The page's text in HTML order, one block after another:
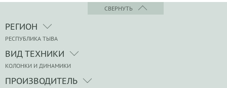
СВЕРНУТЬ
РЕГИОН
РЕСПУБЛИКА ТЫВА
ВИД ТЕХНИКИ
КОЛОНКИ И ДИНАМИКИ
ПРОИЗВОДИТЕЛЬ